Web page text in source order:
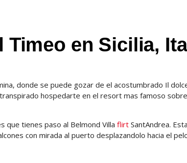
Timeo en Sicilia,
donde se puede gozar de el acostumbrado Il
hospedarte en el resort mas famoso
tienes paso al Belmond Villa flirt SantAndrea. Esta
con mirada al puerto desplazandolo hacia el